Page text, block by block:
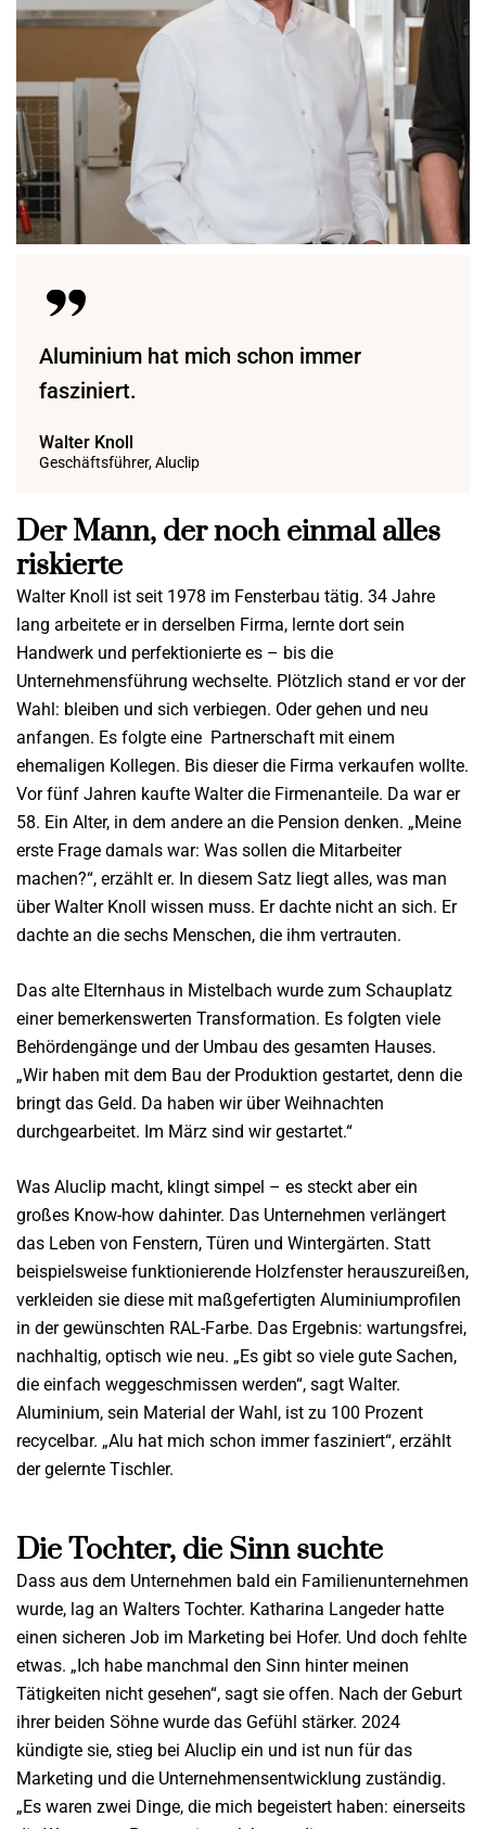
Aluminium hat mich schon immer
fasziniert.
Walter Knoll
Geschäftsführer, Aluclip
Der Mann, der noch einmal alles
riskierte
Walter Knoll ist seit 1978 im Fensterbau tätig. 34 Jahre
lang arbeitete er in derselben Firma, lernte dort sein
Handwerk und perfektionierte es – bis die
Unternehmensführung wechselte. Plötzlich stand er vor der
Wahl: bleiben und sich verbiegen. Oder gehen und neu
anfangen. Es folgte eine Partnerschaft mit einem
ehemaligen Kollegen. Bis dieser die Firma verkaufen wollte.
Vor fünf Jahren kaufte Walter die Firmenanteile. Da war er
58. Ein Alter, in dem andere an die Pension denken. „Meine
erste Frage damals war: Was sollen die Mitarbeiter
machen?“, erzählt er. In diesem Satz liegt alles, was man
über Walter Knoll wissen muss. Er dachte nicht an sich. Er
dachte an die sechs Menschen, die ihm vertrauten.
Das alte Elternhaus in Mistelbach wurde zum Schauplatz
einer bemerkenswerten Transformation. Es folgten viele
Behördengänge und der Umbau des gesamten Hauses.
„Wir haben mit dem Bau der Produktion gestartet, denn die
bringt das Geld. Da haben wir über Weihnachten
durchgearbeitet. Im März sind wir gestartet.“
Was Aluclip macht, klingt simpel – es steckt aber ein
großes Know-how dahinter. Das Unternehmen verlängert
das Leben von Fenstern, Türen und Wintergärten. Statt
beispielsweise funktionierende Holzfenster herauszureißen,
verkleiden sie diese mit maßgefertigten Aluminiumprofilen
in der gewünschten RAL-Farbe. Das Ergebnis: wartungsfrei,
nachhaltig, optisch wie neu. „Es gibt so viele gute Sachen,
die einfach weggeschmissen werden“, sagt Walter.
Aluminium, sein Material der Wahl, ist zu 100 Prozent
recycelbar. „Alu hat mich schon immer fasziniert“, erzählt
der gelernte Tischler.
Die Tochter, die Sinn suchte
Dass aus dem Unternehmen bald ein Familienunternehmen
wurde, lag an Walters Tochter. Katharina Langeder hatte
einen sicheren Job im Marketing bei Hofer. Und doch fehlte
etwas. „Ich habe manchmal den Sinn hinter meinen
Tätigkeiten nicht gesehen“, sagt sie offen. Nach der Geburt
ihrer beiden Söhne wurde das Gefühl stärker. 2024
kündigte sie, stieg bei Aluclip ein und ist nun für das
Marketing und die Unternehmensentwicklung zuständig.
„Es waren zwei Dinge, die mich begeistert haben: einerseits